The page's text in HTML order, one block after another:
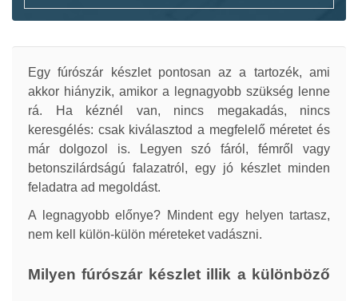
Egy fúrószár készlet pontosan az a tartozék, ami
akkor hiányzik, amikor a legnagyobb szükség lenne
rá. Ha kéznél van, nincs megakadás, nincs
keresgélés: csak kiválasztod a megfelelő méretet és
már dolgozol is. Legyen szó fáról, fémről vagy
betonszilárdságú falazatról, egy jó készlet minden
feladatra ad megoldást.
A legnagyobb előnye? Mindent egy helyen tartasz,
nem kell külön-külön méreteket vadászni.
Milyen fúrószár készlet illik a különböző